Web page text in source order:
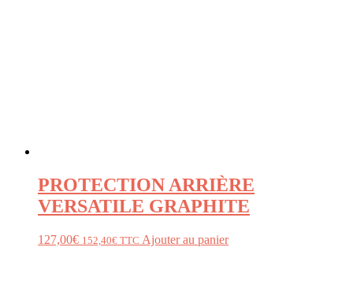
PROTECTION ARRIÈRE
VERSATILE GRAPHITE
127,00€ 152,40€ TTC Ajouter au panier